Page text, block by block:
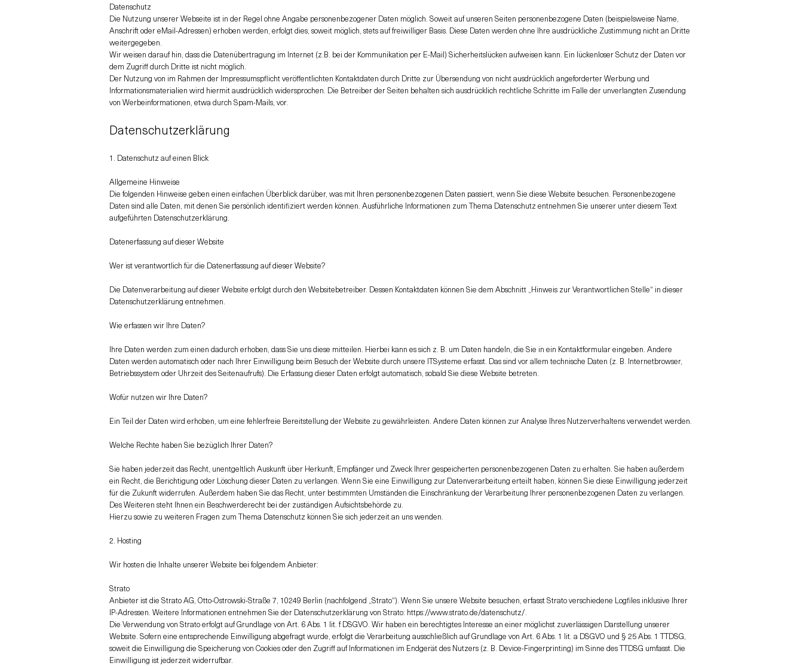
Datenschutz
Die Nutzung unserer Webseite ist in der Regel ohne Angabe personenbezogener Daten möglich. Soweit auf unseren Seiten personenbezogene Daten (beispielsweise Name,
Anschrift oder eMail-Adressen) erhoben werden, erfolgt dies, soweit möglich, stets auf freiwilliger Basis. Diese Daten werden ohne Ihre ausdrückliche Zustimmung nicht an Dritte
weitergegeben.
Wir weisen darauf hin, dass die Datenübertragung im Internet (z.B. bei der Kommunikation per E-Mail) Sicherheitslücken aufweisen kann. Ein lückenloser Schutz der Daten vor
dem Zugriff durch Dritte ist nicht möglich.
Der Nutzung von im Rahmen der Impressumspflicht veröffentlichten Kontaktdaten durch Dritte zur Übersendung von nicht ausdrücklich angeforderter Werbung und
Informationsmaterialien wird hiermit ausdrücklich widersprochen. Die Betreiber der Seiten behalten sich ausdrücklich rechtliche Schritte im Falle der unverlangten Zusendung
von Werbeinformationen, etwa durch Spam-Mails, vor.
Datenschutzerklärung
1. Datenschutz auf einen Blick
Allgemeine Hinweise
Die folgenden Hinweise geben einen einfachen Überblick darüber, was mit Ihren personenbezogenen Daten passiert, wenn Sie diese Website besuchen. Personenbezogene
Daten sind alle Daten, mit denen Sie persönlich identifiziert werden können. Ausführliche Informationen zum Thema Datenschutz entnehmen Sie unserer unter diesem Text
aufgeführten Datenschutzerklärung.
Datenerfassung auf dieser Website
Wer ist verantwortlich für die Datenerfassung auf dieser Website?
Die Datenverarbeitung auf dieser Website erfolgt durch den Websitebetreiber. Dessen Kontaktdaten können Sie dem Abschnitt „Hinweis zur Verantwortlichen Stelle“ in dieser
Datenschutzerklärung entnehmen.
Wie erfassen wir Ihre Daten?
Ihre Daten werden zum einen dadurch erhoben, dass Sie uns diese mitteilen. Hierbei kann es sich z. B. um Daten handeln, die Sie in ein Kontaktformular eingeben. Andere
Daten werden automatisch oder nach Ihrer Einwilligung beim Besuch der Website durch unsere ITSysteme erfasst. Das sind vor allem technische Daten (z. B. Internetbrowser,
Betriebssystem oder Uhrzeit des Seitenaufrufs). Die Erfassung dieser Daten erfolgt automatisch, sobald Sie diese Website betreten.
Wofür nutzen wir Ihre Daten?
Ein Teil der Daten wird erhoben, um eine fehlerfreie Bereitstellung der Website zu gewährleisten. Andere Daten können zur Analyse Ihres Nutzerverhaltens verwendet werden.
Welche Rechte haben Sie bezüglich Ihrer Daten?
Sie haben jederzeit das Recht, unentgeltlich Auskunft über Herkunft, Empfänger und Zweck Ihrer gespeicherten personenbezogenen Daten zu erhalten. Sie haben außerdem
ein Recht, die Berichtigung oder Löschung dieser Daten zu verlangen. Wenn Sie eine Einwilligung zur Datenverarbeitung erteilt haben, können Sie diese Einwilligung jederzeit
für die Zukunft widerrufen. Außerdem haben Sie das Recht, unter bestimmten Umständen die Einschränkung der Verarbeitung Ihrer personenbezogenen Daten zu verlangen.
Des Weiteren steht Ihnen ein Beschwerderecht bei der zuständigen Aufsichtsbehörde zu.
Hierzu sowie zu weiteren Fragen zum Thema Datenschutz können Sie sich jederzeit an uns wenden.
2. Hosting
Wir hosten die Inhalte unserer Website bei folgendem Anbieter:
Strato
Anbieter ist die Strato AG, Otto-Ostrowski-Straße 7, 10249 Berlin (nachfolgend „Strato“). Wenn Sie unsere Website besuchen, erfasst Strato verschiedene Logfiles inklusive Ihrer
IP-Adressen. Weitere Informationen entnehmen Sie der Datenschutzerklärung von Strato: https://www.strato.de/datenschutz/.
Die Verwendung von Strato erfolgt auf Grundlage von Art. 6 Abs. 1 lit. f DSGVO. Wir haben ein berechtigtes Interesse an einer möglichst zuverlässigen Darstellung unserer
Website. Sofern eine entsprechende Einwilligung abgefragt wurde, erfolgt die Verarbeitung ausschließlich auf Grundlage von Art. 6 Abs. 1 lit. a DSGVO und § 25 Abs. 1 TTDSG,
soweit die Einwilligung die Speicherung von Cookies oder den Zugriff auf Informationen im Endgerät des Nutzers (z. B. Device-Fingerprinting) im Sinne des TTDSG umfasst. Die
Einwilligung ist jederzeit widerrufbar.